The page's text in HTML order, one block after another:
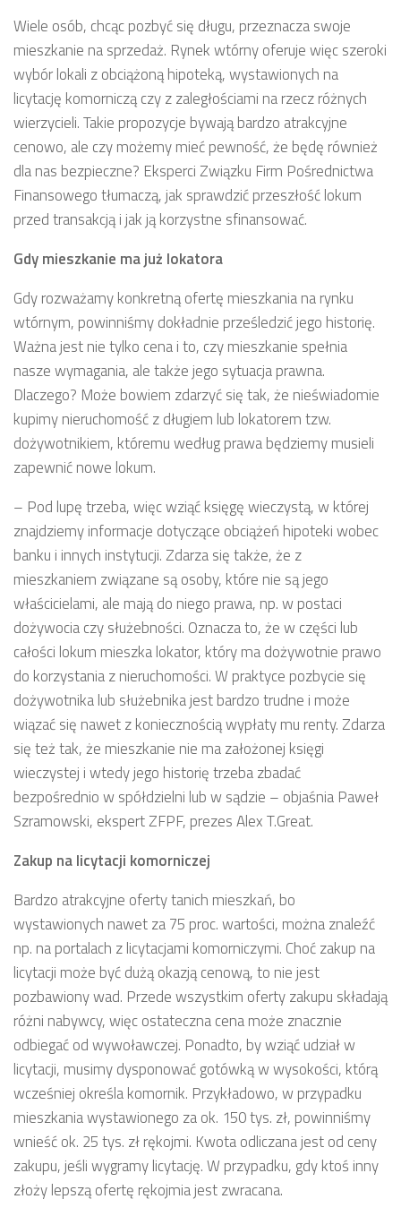
Wiele osób, chcąc pozbyć się długu, przeznacza swoje
mieszkanie na sprzedaż. Rynek wtórny oferuje więc szeroki
wybór lokali z obciążoną hipoteką, wystawionych na
licytację komorniczą czy z zaległościami na rzecz różnych
wierzycieli. Takie propozycje bywają bardzo atrakcyjne
cenowo, ale czy możemy mieć pewność, że będę również
dla nas bezpieczne? Eksperci Związku Firm Pośrednictwa
Finansowego tłumaczą, jak sprawdzić przeszłość lokum
przed transakcją i jak ją korzystne sfinansować.
Gdy mieszkanie ma już lokatora
Gdy rozważamy konkretną ofertę mieszkania na rynku
wtórnym, powinniśmy dokładnie prześledzić jego historię.
Ważna jest nie tylko cena i to, czy mieszkanie spełnia
nasze wymagania, ale także jego sytuacja prawna.
Dlaczego? Może bowiem zdarzyć się tak, że nieświadomie
kupimy nieruchomość z długiem lub lokatorem tzw.
dożywotnikiem, któremu według prawa będziemy musieli
zapewnić nowe lokum.
– Pod lupę trzeba, więc wziąć księgę wieczystą, w której
znajdziemy informacje dotyczące obciążeń hipoteki wobec
banku i innych instytucji. Zdarza się także, że z
mieszkaniem związane są osoby, które nie są jego
właścicielami, ale mają do niego prawa, np. w postaci
dożywocia czy służebności. Oznacza to, że w części lub
całości lokum mieszka lokator, który ma dożywotnie prawo
do korzystania z nieruchomości. W praktyce pozbycie się
dożywotnika lub służebnika jest bardzo trudne i może
wiązać się nawet z koniecznością wypłaty mu renty. Zdarza
się też tak, że mieszkanie nie ma założonej księgi
wieczystej i wtedy jego historię trzeba zbadać
bezpośrednio w spółdzielni lub w sądzie – objaśnia Paweł
Szramowski, ekspert ZFPF, prezes Alex T.Great.
Zakup na licytacji komorniczej
Bardzo atrakcyjne oferty tanich mieszkań, bo
wystawionych nawet za 75 proc. wartości, można znaleźć
np. na portalach z licytacjami komorniczymi. Choć zakup na
licytacji może być dużą okazją cenową, to nie jest
pozbawiony wad. Przede wszystkim oferty zakupu składają
różni nabywcy, więc ostateczna cena może znacznie
odbiegać od wywoławczej. Ponadto, by wziąć udział w
licytacji, musimy dysponować gotówką w wysokości, którą
wcześniej określa komornik. Przykładowo, w przypadku
mieszkania wystawionego za ok. 150 tys. zł, powinniśmy
wnieść ok. 25 tys. zł rękojmi. Kwota odliczana jest od ceny
zakupu, jeśli wygramy licytację. W przypadku, gdy ktoś inny
złoży lepszą ofertę rękojmia jest zwracana.